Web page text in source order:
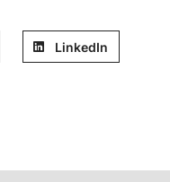
LinkedIn